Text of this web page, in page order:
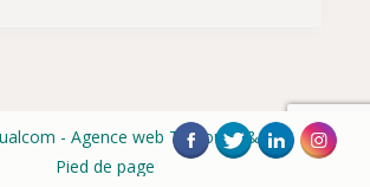
- Agence web Toulouse & Albi
Pied de page